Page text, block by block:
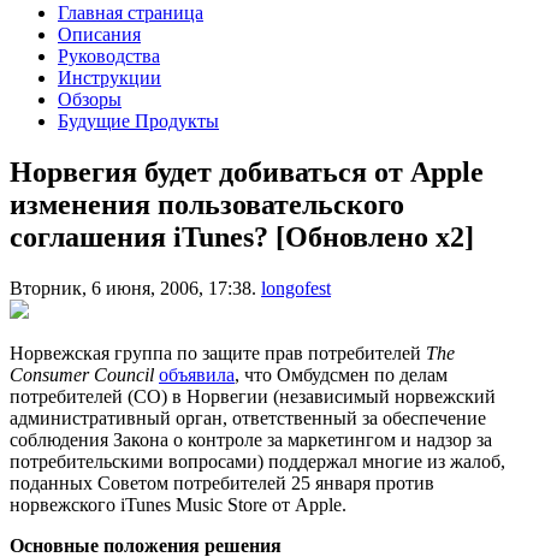
Главная страница
Описания
Руководства
Инструкции
Обзоры
Будущие Продукты
Норвегия будет добиваться от Apple
изменения пользовательского
соглашения iTunes? [Обновлено x2]
Вторник, 6 июня, 2006, 17:38. longofest
Норвежская группа по защите прав потребителей The
Consumer Council объявила, что Омбудсмен по делам
потребителей (CO) в Норвегии (независимый норвежский
административный орган, ответственный за обеспечение
соблюдения Закона о контроле за маркетингом и надзор за
потребительскими вопросами) поддержал многие из жалоб,
поданных Советом потребителей 25 января против
норвежского iTunes Music Store от Apple.
Основные положения решения